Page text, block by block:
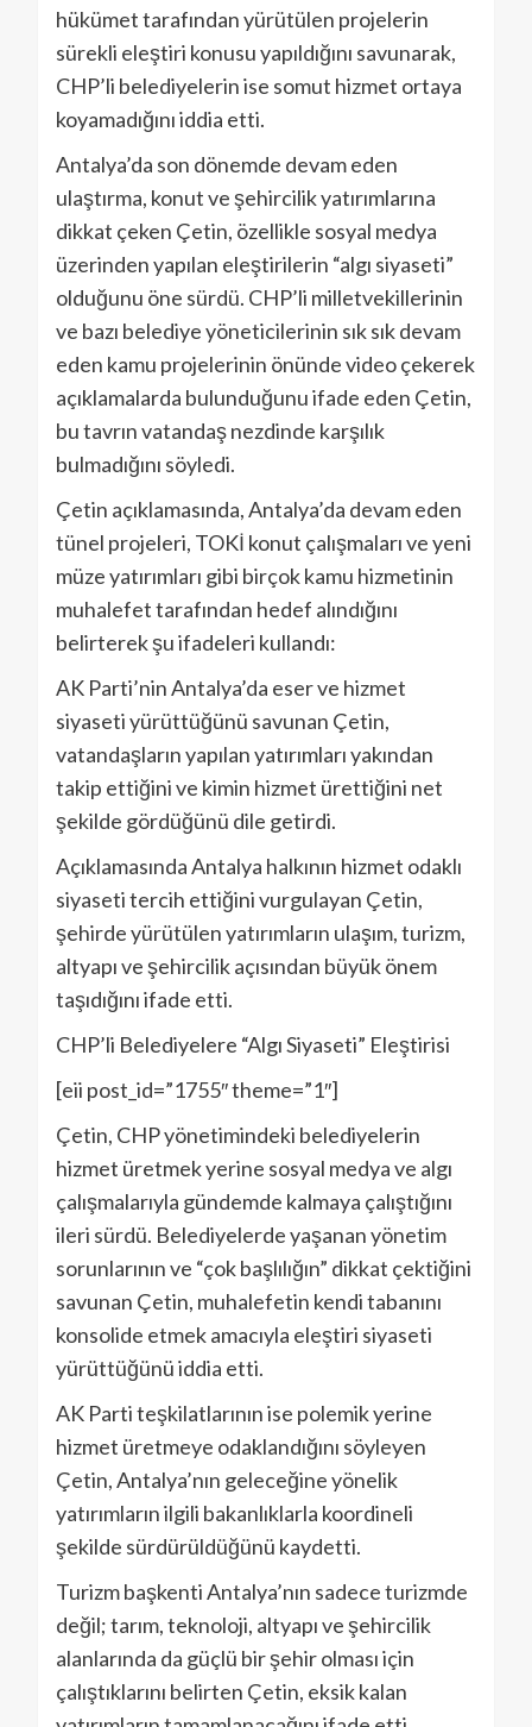
hükümet tarafından yürütülen projelerin
sürekli eleştiri konusu yapıldığını savunarak,
CHP’li belediyelerin ise somut hizmet ortaya
koyamadığını iddia etti.
Antalya’da son dönemde devam eden
ulaştırma, konut ve şehircilik yatırımlarına
dikkat çeken Çetin, özellikle sosyal medya
üzerinden yapılan eleştirilerin “algı siyaseti”
olduğunu öne sürdü. CHP’li milletvekillerinin
ve bazı belediye yöneticilerinin sık sık devam
eden kamu projelerinin önünde video çekerek
açıklamalarda bulunduğunu ifade eden Çetin,
bu tavrın vatandaş nezdinde karşılık
bulmadığını söyledi.
Çetin açıklamasında, Antalya’da devam eden
tünel projeleri, TOKİ konut çalışmaları ve yeni
müze yatırımları gibi birçok kamu hizmetinin
muhalefet tarafından hedef alındığını
belirterek şu ifadeleri kullandı:
AK Parti’nin Antalya’da eser ve hizmet
siyaseti yürüttüğünü savunan Çetin,
vatandaşların yapılan yatırımları yakından
takip ettiğini ve kimin hizmet ürettiğini net
şekilde gördüğünü dile getirdi.
Açıklamasında Antalya halkının hizmet odaklı
siyaseti tercih ettiğini vurgulayan Çetin,
şehirde yürütülen yatırımların ulaşım, turizm,
altyapı ve şehircilik açısından büyük önem
taşıdığını ifade etti.
CHP’li Belediyelere “Algı Siyaseti” Eleştirisi
[eii post_id=”1755″ theme=”1″]
Çetin, CHP yönetimindeki belediyelerin
hizmet üretmek yerine sosyal medya ve algı
çalışmalarıyla gündemde kalmaya çalıştığını
ileri sürdü. Belediyelerde yaşanan yönetim
sorunlarının ve “çok başlılığın” dikkat çektiğini
savunan Çetin, muhalefetin kendi tabanını
konsolide etmek amacıyla eleştiri siyaseti
yürüttüğünü iddia etti.
AK Parti teşkilatlarının ise polemik yerine
hizmet üretmeye odaklandığını söyleyen
Çetin, Antalya’nın geleceğine yönelik
yatırımların ilgili bakanlıklarla koordineli
şekilde sürdürüldüğünü kaydetti.
Turizm başkenti Antalya’nın sadece turizmde
değil; tarım, teknoloji, altyapı ve şehircilik
alanlarında da güçlü bir şehir olması için
çalıştıklarını belirten Çetin, eksik kalan